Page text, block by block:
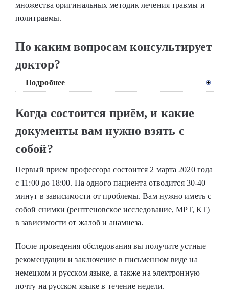
множества оригинальных методик лечения травмы и
политравмы.
По каким вопросам консультирует
доктор?
Подробнее
Когда состоится приём, и какие
документы вам нужно взять с
собой?
Первый прием профессора состоится 2 марта 2020 года
с 11:00 до 18:00. На одного пациента отводится 30-40
минут в зависимости от проблемы. Вам нужно иметь с
собой снимки (рентгеновское исследование, МРТ, КТ)
в зависимости от жалоб и анамнеза.
После проведения обследования вы получите устные
рекомендации и заключение в письменном виде на
немецком и русском языке, а также на электронную
почту на русском языке в течение недели.